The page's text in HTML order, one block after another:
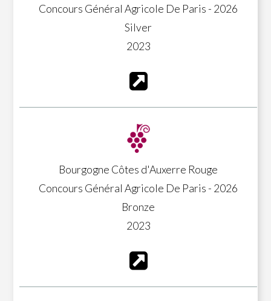
Concours Général Agricole De Paris - 2026
Silver
2023
Bourgogne Côtes d'Auxerre Rouge
Concours Général Agricole De Paris - 2026
Bronze
2023